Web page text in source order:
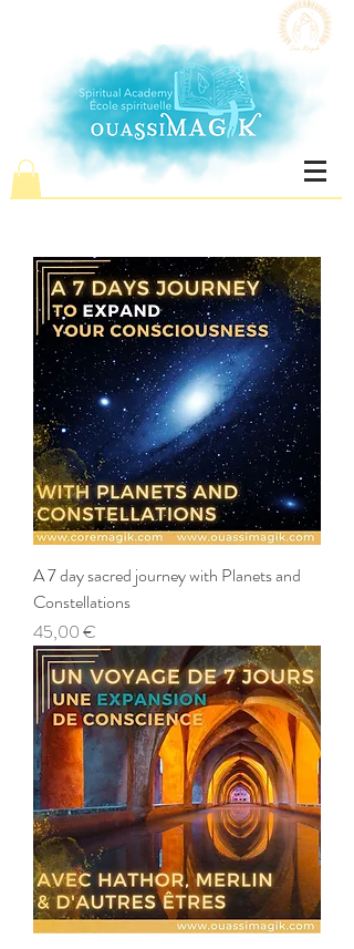
A 7 day sacred journey with Planets and
Constellations
Prix
45,00 €